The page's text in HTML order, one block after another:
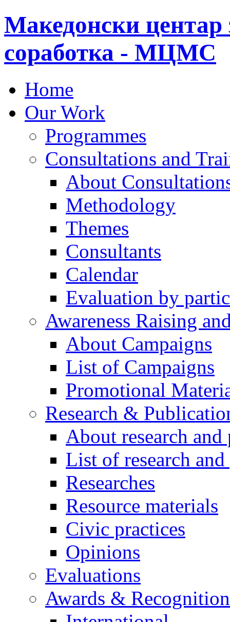
Македонски центар
соработка - МЦМС
Home
Our Work
Programmes
Consultations and
About
Methodology
Themes
Consultants
Calendar
Evaluation by
Awareness Raising
About Campaigns
List of Campaigns
Promotional
Research &
About research
List of research
Researches
Resource materials
Civic practices
Opinions
Evaluations
Awards &